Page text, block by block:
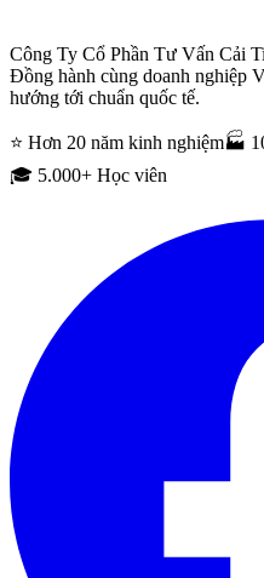
Công Ty Cổ Phần Tư Vấn Cải
Đồng hành cùng doanh nghiệp
hướng tới chuẩn quốc tế.
⭐ Hơn 20 năm kinh nghiệm🏭
🎓 5.000+ Học viên